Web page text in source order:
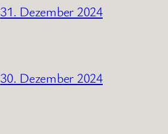
31. Dezember 2024
30. Dezember 2024